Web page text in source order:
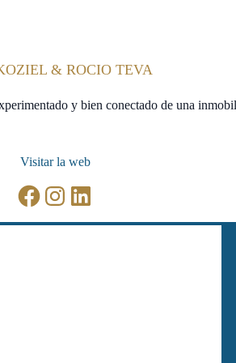
& ROCIO TEVA
y bien conectado de una
Visitar la web
Facebook Instagram